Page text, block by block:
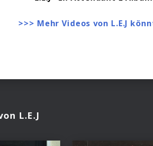
>>> Mehr Videos von L.E.J
L.E.J